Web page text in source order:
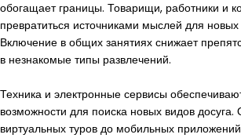
обогащает границы. Товарищи, работники и
превратиться источниками мыслей для новых
Включение в общих занятиях снижает
в незнакомые типы развлечений.
Техника и электронные сервисы
возможности для поиска новых видов досуга.
виртуальных туров до мобильных